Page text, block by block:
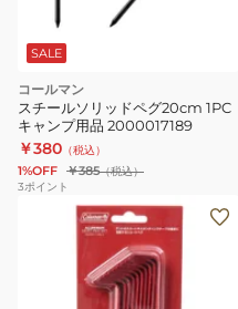
SALE
コールマン
スチールソリッドペグ20cm 1PC
キャンプ用品 2000017189
￥380 （税込）
1%OFF ￥385（税込）
3ポイント